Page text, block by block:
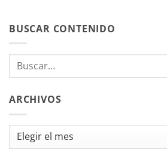
BUSCAR CONTENIDO
ARCHIVOS
Archivos